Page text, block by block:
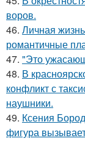
воров.
46. Личная
романтичные
47. "Это
48. В
конфликт с
наушники.
49. Ксения
фигура